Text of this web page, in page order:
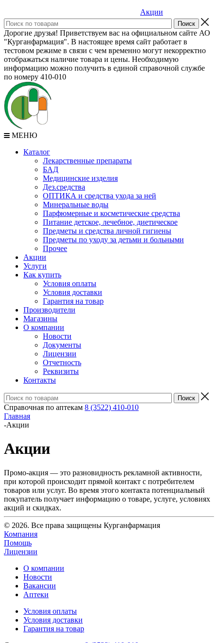
Акции
Дорогие друзья! Приветствуем вас на официальном сайте АО
"Курганфармация". В настоящее время сайт работает в
тестовом режиме в связи с чем временно могут некорректно
отображаться наличие товара и цены. Необходимую
информацию можно получить в единой справочной службе
по номеру 410-010
МЕНЮ
Каталог
Лекарственные препараты
БАД
Медицинские изделия
Дез.средства
ОПТИКА и средства ухода за ней
Минеральные воды
Парфюмерные и косметические средства
Питание детское, лечебное, диетическое
Предметы и средства личной гигиены
Предметы по уходу за детьми и больными
Прочее
Акции
Услуги
Как купить
Условия оплаты
Условия доставки
Гарантия на товар
Производители
Магазины
О компании
Новости
Документы
Лицензии
Отчетность
Реквизиты
Контакты
Справочная по аптекам 8 (3522) 410-010
Главная
-Акции
Акции
Промо-акция — это разновидность рекламной активности,
при которой происходит прямой контакт с потребителем
товаров или услуг. Во время этого контакта потенциальный
покупатель получает информацию о товаре, услуге, условиях
акций и скидках.
© 2026. Все права защищены Курганфармация
Компания
Помощь
Лицензии
О компании
Новости
Вакансии
Аптеки
Условия оплаты
Условия доставки
Гарантия на товар